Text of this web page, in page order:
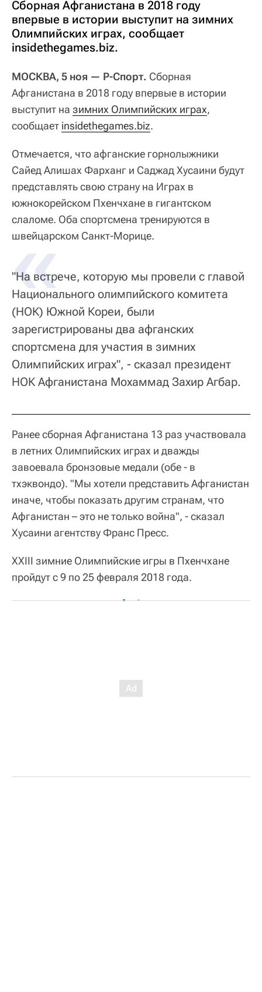
Сборная Афганистана в 2018 году
впервые в истории выступит на зимних
Олимпийских играх, сообщает
insidethegames.biz.
МОСКВА, 5 ноя — Р-Спорт. Сборная
Афганистана в 2018 году впервые в истории
выступит на зимних Олимпийских играх,
сообщает insidethegames.biz.
Отмечается, что афганские горнолыжники
Сайед Алишах Фарханг и Саджад Хусаини будут
представлять свою страну на Играх в
южнокорейском Пхенчхане в гигантском
слаломе. Оба спортсмена тренируются в
швейцарском Санкт-Морице.
"На встрече, которую мы провели с главой
Национального олимпийского комитета
(НОК) Южной Кореи, были
зарегистрированы два афганских
спортсмена для участия в зимних
Олимпийских играх", - сказал президент
НОК Афганистана Мохаммад Захир Агбар.
Ранее сборная Афганистана 13 раз участвовала
в летних Олимпийских играх и дважды
завоевала бронзовые медали (обе - в
тхэквондо). "Мы хотели представить Афганистан
иначе, чтобы показать другим странам, что
Афганистан – это не только война", - сказал
Хусаини агентству Франс Пресс.
XXIII зимние Олимпийские игры в Пхенчхане
пройдут с 9 по 25 февраля 2018 года.